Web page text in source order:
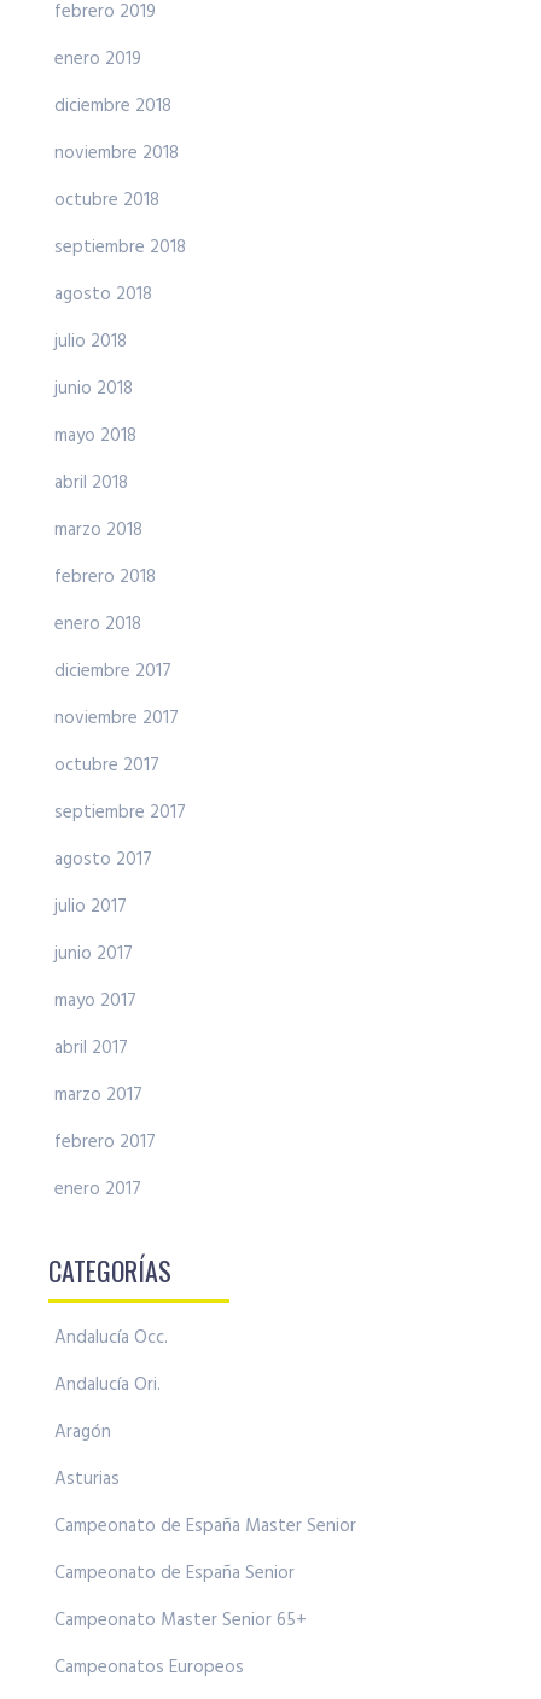
febrero 2019
enero 2019
diciembre 2018
noviembre 2018
octubre 2018
septiembre 2018
agosto 2018
julio 2018
junio 2018
mayo 2018
abril 2018
marzo 2018
febrero 2018
enero 2018
diciembre 2017
noviembre 2017
octubre 2017
septiembre 2017
agosto 2017
julio 2017
junio 2017
mayo 2017
abril 2017
marzo 2017
febrero 2017
enero 2017
CATEGORÍAS
Andalucía Occ.
Andalucía Ori.
Aragón
Asturias
Campeonato de España Master Senior
Campeonato de España Senior
Campeonato Master Senior 65+
Campeonatos Europeos